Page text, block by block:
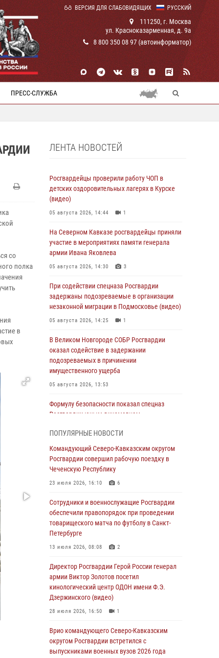
РУССКИЙ
ВЕРСИЯ ДЛЯ СЛАБОВИДЯЩИХ
111250, г. Москва
ул. Красноказарменная, д. 9а
8 800 350 08 97 (автоинформатор)
ПРЕСС-СЛУЖБА
со
полка
в
ЛЕНТА НОВОСТЕЙ
Росгвардейцы проверили работу ЧОП в
детских оздоровительных лагерях в Курске
(видео)
05 августа 2026, 14:44 1
На Северном Кавказе росгвардейцы приняли
участие в мероприятиях памяти генерала
армии Ивана Яковлева
05 августа 2026, 14:30 3
При содействии спецназа Росгвардии
задержаны подозреваемые в организации
незаконной миграции в Подмосковье (видео)
05 августа 2026, 14:25 1
В Великом Новгороде СОБР Росгвардии
оказал содействие в задержании
подозреваемых в причинении
имущественного ущерба
05 августа 2026, 13:53
Формулу безопасности показал спецназ
Росгвардии юным динамовцам
В столице росгвардейцы задержали мужчину,
устроившего дебош в букмекерской конторе
В Удмуртии при силовой поддержке спецназа
Росгвардии задержаны подозреваемые в
мошенничестве под видом оказания
оздоровительных услуг (видео)
В Москве дети сотрудников и
военнослужащих Росгвардии посетили
мастер-класс по художественной гимнастике
05 августа 2026, 13:00
Офицеры Росгвардии и ветераны войск
правопорядка почтили память генерала
армии Ивана Кирилловича Яковлева
ПОПУЛЯРНЫЕ НОВОСТИ
Командующий Северо-Кавказским округом
Росгвардии совершил рабочую поездку в
Чеченскую Республику
23 июля 2026, 16:10 6
Сотрудники и военнослужащие Росгвардии
обеспечили правопорядок при проведении
товарищеского матча по футболу в Санкт-
Петербурге
13 июля 2026, 08:08 2
Директор Росгвардии Герой России генерал
армии Виктор Золотов посетил
кинологический центр ОДОН имени Ф.Э.
Дзержинского (видео)
28 июля 2026, 16:50 1
Врио командующего Северо-Кавказским
округом Росгвардии встретился с
выпускниками военных вузов 2026 года